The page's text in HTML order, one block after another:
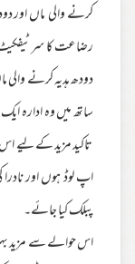
کرنے والی ماں اور
رضاعت کا سرٹیفکیٹ
دودھ ہدیہ کرنے والی
ساتھ میں وہ ادارہ
تاکید مزید کے
اپ لوڈ ہوں اور
پبلک کیا جائے۔
اس حوالے سے مزید